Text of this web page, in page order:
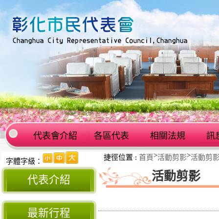
代表會介紹 各區代表 相關法規 訊
字體字級：
代表介紹
最新行程
捷徑位置 : 首頁>活動剪影>活動剪
活動剪影